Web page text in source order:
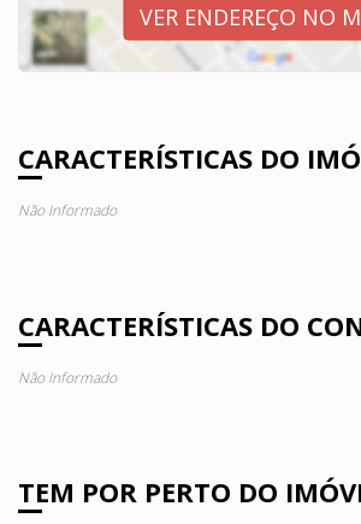
VER ENDEREÇO NO
CARACTERÍSTICAS DO
Não Informado
CARACTERÍSTICAS DO
Não Informado
TEM POR PERTO DO